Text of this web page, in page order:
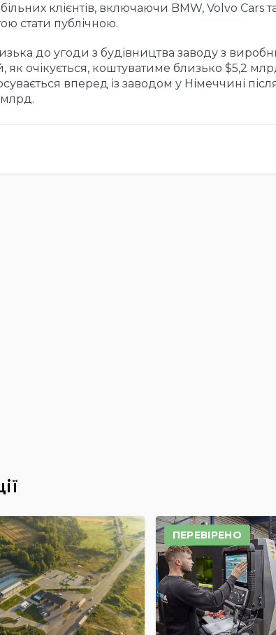
клієнтів, включаючи BMW, Volvo Cars
стати публічною.
до угоди з будівництва заводу з
очікується, коштуватиме близько $5,2
вперед із заводом у Німеччині
млрд.
ПЕРЕВІРЕНО